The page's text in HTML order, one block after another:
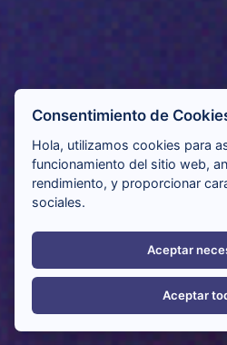
Consentimiento de
Hola, utilizamos cookies para
funcionamiento del sitio web,
rendimiento, y proporcionar
sociales.
Aceptar
Aceptar